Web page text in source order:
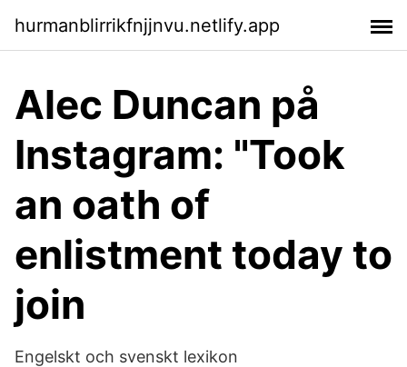
hurmanblirrikfnjjnvu.netlify.app
Alec Duncan på
Instagram: "Took
an oath of
enlistment today to
join
Engelskt och svenskt lexikon